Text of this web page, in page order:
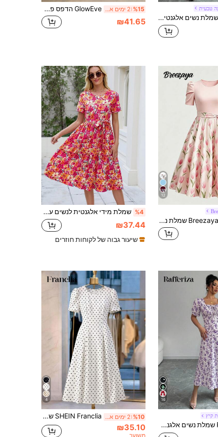
טבעית
Elenzga שמלת נשים אלגנטית עם הדפס פרחים בגזרת נופש, מותן צמוד, חזה מותן צמוד, טלאים רב שכבתיים
%15 2 ימים אחרונים GlowEve הדפס פרחוני לנשים עניבה קצרה שרוולים נפנוף שמלה לשנה החדשה בגדי מקסי נשים
₪41.65
12
Breezaya שמלת נשים אלגנטית באורך בינוני עם צווארון עגול, שרוול קצר נפוח והדפס פרחים
%4 שמלת מידי אלגנטית לנשים עם הדפס פרחים קטנים, שרוול קצר, צווארון עגול, מותניים עם שרוך, לחופשה בקיץ, אדום
₪37.44
שיעור גבוה של לקוחות חוזרים
16
קיץ
Rafferiza שמלת נשים אלגנטית עם הדפס פרחים, צווארון מרובע, עיטורים מקומטים ושרוולים, סגנון קצר, מתאימה לאביב, קיץ וסתיו
4
%10 2 ימים אחרונים SHEIN Franclia שמלת קיץ ארוכה ואלגנטית לנשים עם צווארון עגול ונקודות מנוקדות
₪35.10
משוער